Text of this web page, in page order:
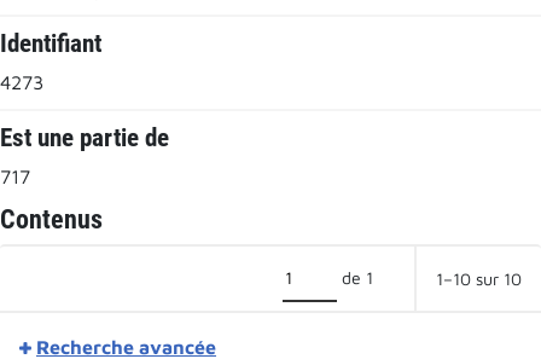
Identifiant
4273
Est une partie de
717
Contenus
de 1 1–10 sur 10
Recherche avancée